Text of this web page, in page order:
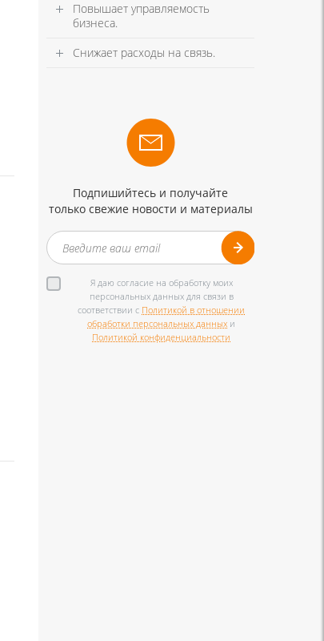
Повышает управляемость
бизнеса.
Снижает расходы на связь.
Подпишийтесь и получайте
только свежие новости и материалы
Я даю согласие на обработку моих
персональных данных для связи в
соответствии с Политикой в отношении
обработки персональных данных и
Политикой конфиденциальности